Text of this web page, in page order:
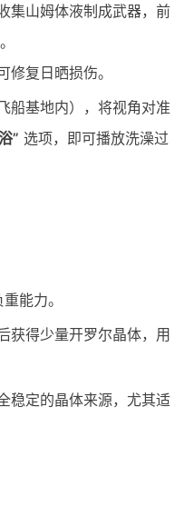
集山姆体液制成武器，前
修复日晒损伤。
船基地内），将视角对准
” 选项，即可播放洗澡过
能力。
获得少量开罗尔晶体，用
稳定的晶体来源，尤其适